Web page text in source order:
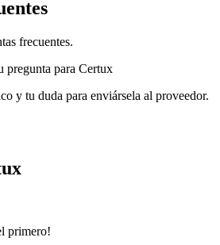
frecuentes.
pregunta para Certux
y tu duda para enviársela al proveedor.
primero!